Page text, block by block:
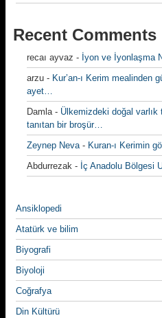
Recent Comments
recaı ayvaz - İyon ve İyonlaşma
arzu - Kur’an-ı Kerim mealinden
ayet…
Damla- Ülkemizdeki doğal varlık
tanıtan bir broşür…
Zeynep Neva- Kuran-ı Kerimin
Abdurrezak - İç Anadolu Bölgesi
Ansiklopedi
Atatürk ve bilim
Biyografi
Biyoloji
Coğrafya
Din Kültürü